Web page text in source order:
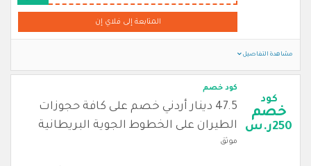
المتابعة إلى فلاي إن
مشاهدة التفاصيل
كود
خصم
250ر.س
كود خصم
47.5 دينار أردني خصم على كافة حجوزات
الطيران على الخطوط الجوية البريطانية
موثق